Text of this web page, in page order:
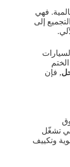
فهي
إلى
, فإن
تشغّل
وتكييف